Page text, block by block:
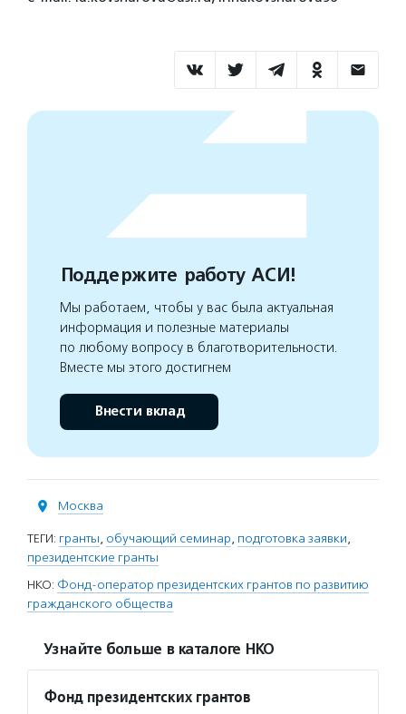
Поддержите работу АСИ!
Мы работаем, чтобы у вас была актуальная
информация и полезные материалы
по любому вопросу в благотворительности.
Вместе мы этого достигнем
Внести вклад
Москва
ТЕГИ: гранты, обучающий семинар, подготовка заявки,
президентские гранты
НКО: Фонд-оператор президентских грантов по развитию
гражданского общества
Узнайте больше в каталоге НКО
Фонд президентских грантов